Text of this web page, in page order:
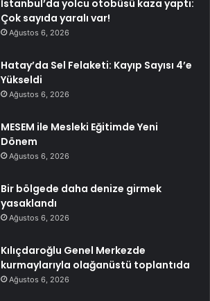
İstanbul’da yolcu otobüsü kaza yaptı:
Çok sayıda yaralı var!
Ağustos 6, 2026
Hatay’da Sel Felaketi: Kayıp Sayısı 4’e
Yükseldi
Ağustos 6, 2026
MESEM ile Mesleki Eğitimde Yeni
Dönem
Ağustos 6, 2026
Bir bölgede daha denize girmek
yasaklandı
Ağustos 6, 2026
Kılıçdaroğlu Genel Merkezde
kurmaylarıyla olağanüstü toplantıda
Ağustos 6, 2026